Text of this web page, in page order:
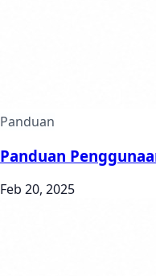
Panduan
Panduan
Feb 20, 2025